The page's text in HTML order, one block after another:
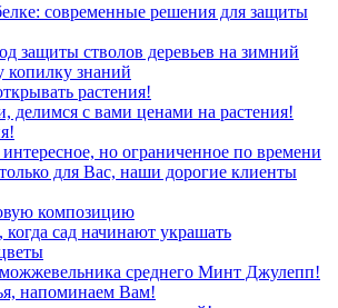
современные решения для защиты
защиты стволов деревьев на зимний
копилку знаний
растения!
делимся с вами ценами на растения!
но ограниченное по времени
для Вас, наши дорогие клиенты
композицию
сад начинают украшать
среднего Минт Джулепп!
напоминаем Вам!